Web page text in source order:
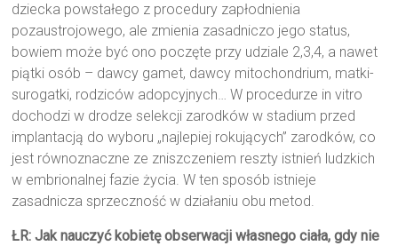
dziecka powstałego z procedury zapłodnienia
pozaustrojowego, ale zmienia zasadniczo jego status,
bowiem może być ono poczęte przy udziale 2,3,4, a nawet
piątki osób – dawcy gamet, dawcy mitochondrium, matki-
surogatki, rodziców adopcyjnych… W procedurze in vitro
dochodzi w drodze selekcji zarodków w stadium przed
implantacją do wyboru „najlepiej rokujących” zarodków, co
jest równoznaczne ze zniszczeniem reszty istnień ludzkich
w embrionalnej fazie życia. W ten sposób istnieje
zasadnicza sprzeczność w działaniu obu metod.
ŁR: Jak nauczyć kobietę obserwacji własnego ciała, gdy nie